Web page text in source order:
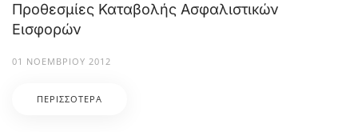
Προθεσμίες Καταβολής Ασφαλιστικών
Εισφορών
01 ΝΟΕΜΒΡΊΟΥ 2012
ΠΕΡΙΣΣΌΤΕΡΑ